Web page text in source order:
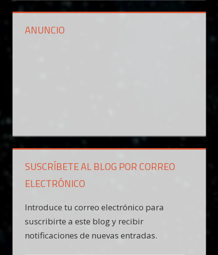
ANUNCIO
SUSCRÍBETE AL BLOG POR CORREO
ELECTRÓNICO
Introduce tu correo electrónico para
suscribirte a este blog y recibir
notificaciones de nuevas entradas.